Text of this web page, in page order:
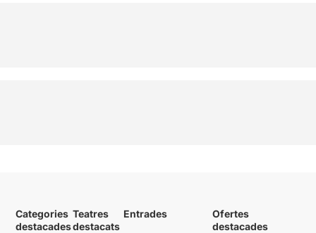
Categories
destacades
Teatres
destacats
Entrades
Ofertes
destacades